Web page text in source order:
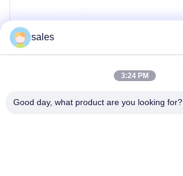
sales
3:24 PM
Good day, what product are you looking for?